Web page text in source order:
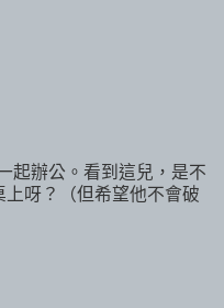
起辦公。看到這兒，是不
呀？（但希望他不會破